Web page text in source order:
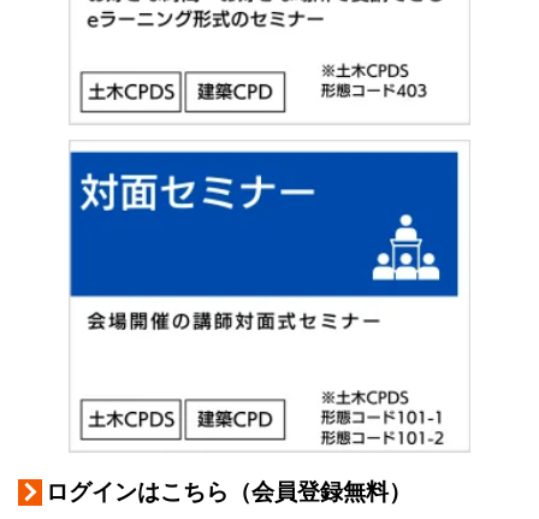
ログインはこちら（会員登録無料）